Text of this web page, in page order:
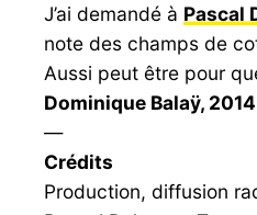
J’ai demandé à Pascal
note des champs de
Aussi peut être pour
Dominique Balaÿ,
—
Crédits
Production, diffusion